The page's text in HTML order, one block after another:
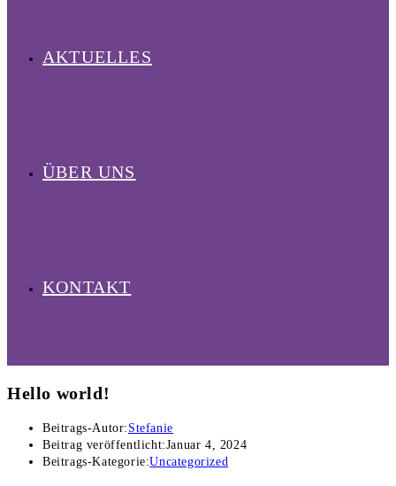
AKTUELLES
ÜBER UNS
KONTAKT
Hello world!
Beitrags-Autor: Stefanie
Beitrag veröffentlicht:Januar 4, 2024
Beitrags-Kategorie:Uncategorized